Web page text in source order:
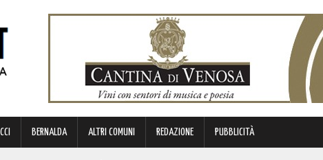
BERNALDA ALTRI COMUNI REDAZIONE PUBBLICITÀ